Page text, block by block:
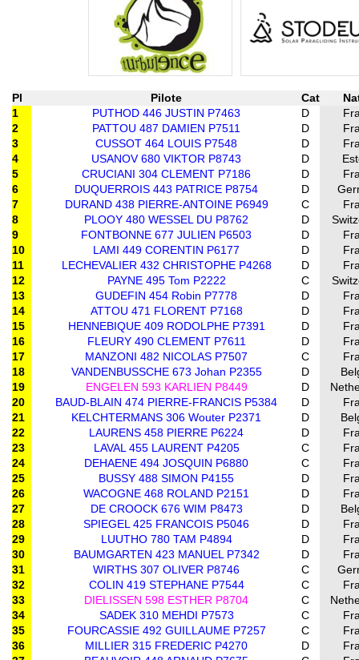
Pl Pilote Cat
1
PUTHOD 446 JUSTIN P7463 D
2
PATTOU 487 DAMIEN P7511 D
3
CUSSOT 464 LOUIS P7548 D
4
USANOV 680 VIKTOR P8743 D
5
CRUCIANI 304 CLEMENT P7186 D
6
DUQUERROIS 443 PATRICE P8754 D
7
DURAND 438 PIERRE-ANTOINE P6949 C
8
PLOOY 480 WESSEL DU P8762 D
9
FONTBONNE 677 JULIEN P6503 D
10
LAMI 449 CORENTIN P6177 D
11
LECHEVALIER 432 CHRISTOPHE P4268 D
12
PAYNE 495 Tom P2222 C
13
GUDEFIN 454 Robin P7778 D
14
ATTOU 471 FLORENT P7168 D
15
HENNEBIQUE 409 RODOLPHE P7391 D
16
FLEURY 490 CLEMENT P7611 D
17
MANZONI 482 NICOLAS P7507 C
18
VANDENBUSSCHE 673 Johan P2355 D
19
ENGELEN 593 KARLIEN P8449 D
20
BAUD-BLAIN 474 PIERRE-FRANCIS P5384 D
21
KELCHTERMANS 306 Wouter P2371 D
22
LAURENS 458 PIERRE P6224 D
23
LAVAL 455 LAURENT P4205 C
24
DEHAENE 494 JOSQUIN P6880 C
25
BUSSY 488 SIMON P4155 D
26
WACOGNE 468 ROLAND P2151 D
27
DE CROOCK 676 WIM P8473 D
28
SPIEGEL 425 FRANCOIS P5046 D
29
LUUTHO 780 TAM P4894 D
30
BAUMGARTEN 423 MANUEL P7342 D
31
WIRTHS 307 OLIVER P8746 C
32
COLIN 419 STEPHANE P7544 C
33
DIELISSEN 598 ESTHER P8704 C
34
SADEK 310 MEHDI P7573 C
35
FOURCASSIE 492 GUILLAUME P7257 C
36
MILLIER 315 FREDERIC P4270 D